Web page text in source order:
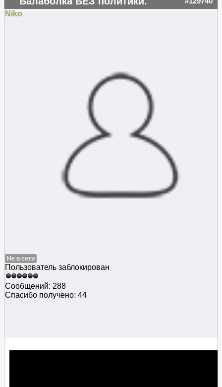
Niko
Не в сети
Пользователь заблокирован
Сообщений: 288
Спасибо получено: 44